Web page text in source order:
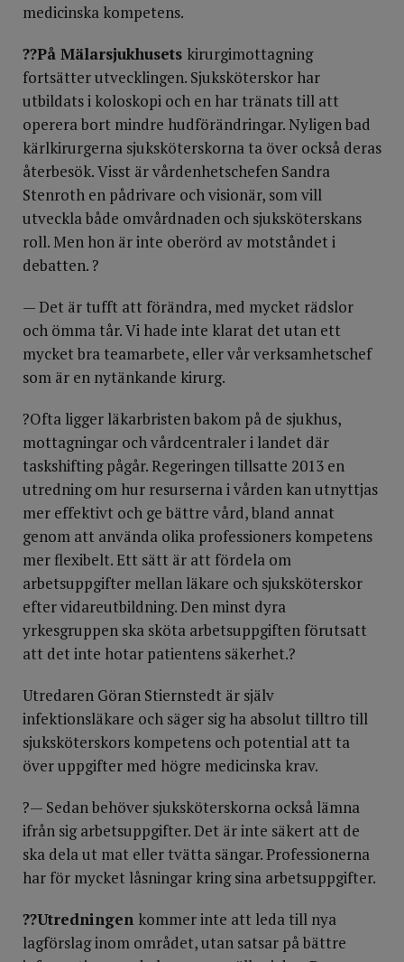
medicinska kompetens.
??På Mälarsjukhusets kirurgimottagning
fortsätter utvecklingen. Sjuksköterskor har
utbildats i kolosko­pi och en har tränats till att
operera bort mindre hudförändringar. Nyligen bad
kärlkirurgerna sjuksköterskorna ta över också deras
återbesök. Visst är vårdenhetschefen Sandra
Stenroth en pådrivare och visionär, som vill
utveckla både omvårdnaden och sjuksköterskans
roll. Men hon är inte oberörd av motståndet i
debatten. ?
— Det är tufft att förändra, med mycket rädslor
och ömma tår. Vi hade inte klarat det utan ett
mycket bra teamarbete, eller vår verksamhetschef
som är en nytänkande kirurg.
?Ofta ligger läkarbristen bakom på de sjukhus,
mottagningar och vårdcentraler i landet där
taskshifting pågår. Regeringen tillsatte 2013 en
utredning om hur resurserna i vården kan utnyttjas
mer effektivt och ge bättre vård, bland annat
genom att använda olika professioners kompetens
mer flexibelt. Ett sätt är att fördela om
arbetsuppgifter mellan läkare och sjuksköterskor
efter vidareutbildning. Den minst dyra
yrkesgruppen ska sköta arbetsuppgiften förutsatt
att det inte hotar patientens säkerhet.?
Utredaren Göran Stiernstedt är själv
infektionsläkare och säger sig ha absolut tilltro till
sjuksköterskors kompetens och potential att ta
över uppgifter med högre medicinska krav.
?— Sedan behöver sjuksköterskorna också lämna
ifrån sig arbetsuppgifter. Det är inte säkert att de
ska dela ut mat eller tvätta sängar. Professionerna
har för mycket låsningar kring sina arbetsuppgifter.
??Utredningen kommer inte att leda till nya
lagförslag inom området, utan satsar på bättre